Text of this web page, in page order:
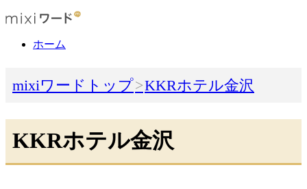
ホーム
mixiワードトップ KKRホテル金沢
KKRホテル金沢